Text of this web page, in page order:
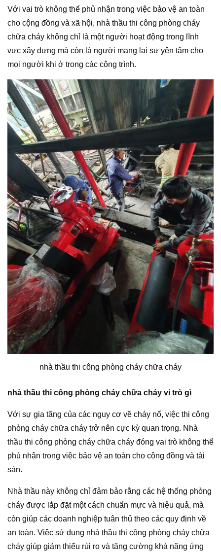
Với vai trò không thể phủ nhận trong việc bảo vệ an toàn
cho cộng đồng và xã hội, nhà thầu thi công phòng cháy
chữa cháy không chỉ là một người hoạt động trong lĩnh
vực xây dựng mà còn là người mang lại sự yên tâm cho
mọi người khi ở trong các công trình.
nhà thầu thi công phòng cháy chữa cháy
nhà thầu thi công phòng cháy chữa cháy vi trò gì
Với sự gia tăng của các nguy cơ về cháy nổ, việc thi công
phòng cháy chữa cháy trở nên cực kỳ quan trọng. Nhà
thầu thi công phòng cháy chữa cháy đóng vai trò không thể
phủ nhận trong việc bảo vệ an toàn cho cộng đồng và tài
sản.
Nhà thầu này không chỉ đảm bảo rằng các hệ thống phòng
cháy được lắp đặt một cách chuẩn mực và hiệu quả, mà
còn giúp các doanh nghiệp tuân thủ theo các quy định về
an toàn. Việc sử dụng nhà thầu thi công phòng cháy chữa
cháy giúp giảm thiểu rủi ro và tăng cường khả năng ứng